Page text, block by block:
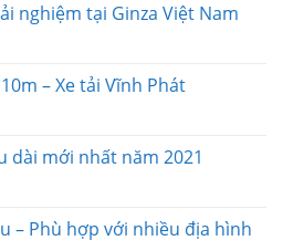
nghiệm tại Ginza Việt Nam
– Xe tải Vĩnh Phát
dài mới nhất năm 2021
– Phù hợp với nhiều địa hình